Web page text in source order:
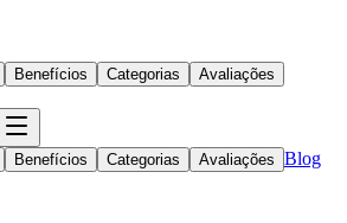
Benefícios Categorias Avaliações
Benefícios Categorias Avaliações Blog